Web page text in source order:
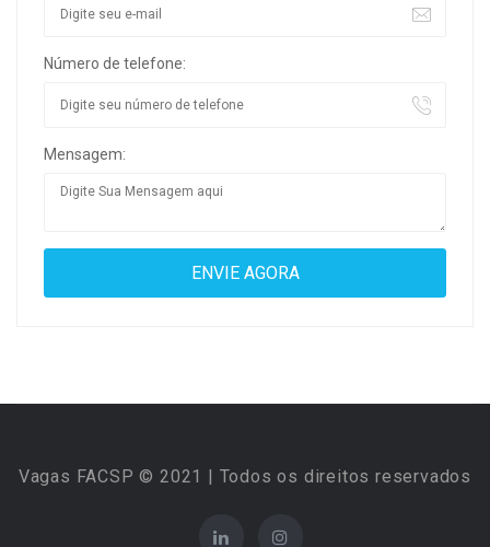
Número de telefone:
Mensagem:
Vagas FACSP © 2021 | Todos os direitos reservados